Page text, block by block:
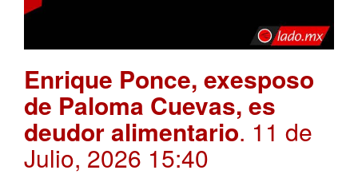
Enrique Ponce, exesposo
de Paloma Cuevas, es
deudor alimentario. 11 de
Julio, 2026 15:40